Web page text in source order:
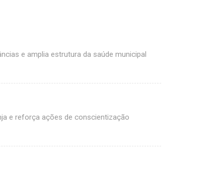
e amplia estrutura da saúde municipal
e reforça ações de conscientização